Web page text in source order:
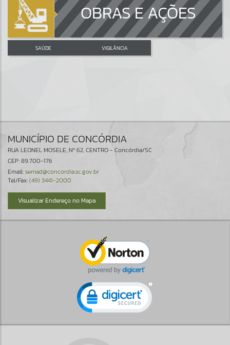
OBRAS E AÇÕES
SAÚDE VIGILÂNCIA
MUNICÍPIO DE CONCÓRDIA
RUA LEONEL MOSELE, Nº 62, CENTRO - Concórdia/SC
CEP: 89.700-176
Email:semad@concordia.sc.gov.br
Tel/Fax:(49) 3441-2000
Visualizar Endereço no Mapa